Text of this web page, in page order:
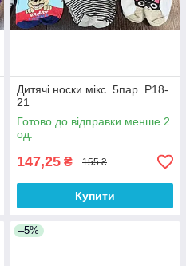
Дитячі носки мікс. 5пар. Р18-
21
Готово до відправки менше 2
од.
147,25 ₴ 155 ₴
Купити
–5%